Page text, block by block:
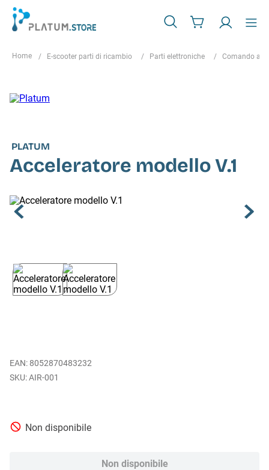
E-scooter parti di ricambio Parti elettroniche Comando
PLATUM
Acceleratore modello V.1
EAN: 8052870483232
AIR-001
Non disponibile
Non disponibile